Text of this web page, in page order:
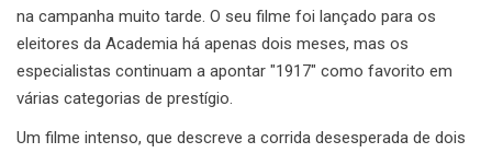
na campanha muito tarde. O seu filme foi lançado para os
eleitores da Academia há apenas dois meses, mas os
especialistas continuam a apontar "1917" como favorito em
várias categorias de prestígio.
Um filme intenso, que descreve a corrida desesperada de dois